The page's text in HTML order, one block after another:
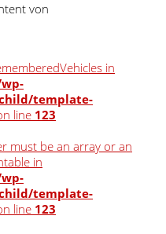
von
in
template-
line 123
must be an array or an
in
template-
line 123